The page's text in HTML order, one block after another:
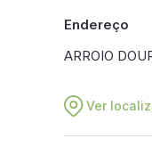
Endereço
ARROIO
Ver